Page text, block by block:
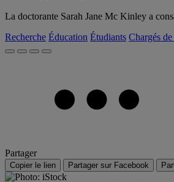
La doctorante Sarah Jane Mc Kinley a
Recherche Éducation Étudiants Chargés
Partager
Copier le lien Partager sur Facebook